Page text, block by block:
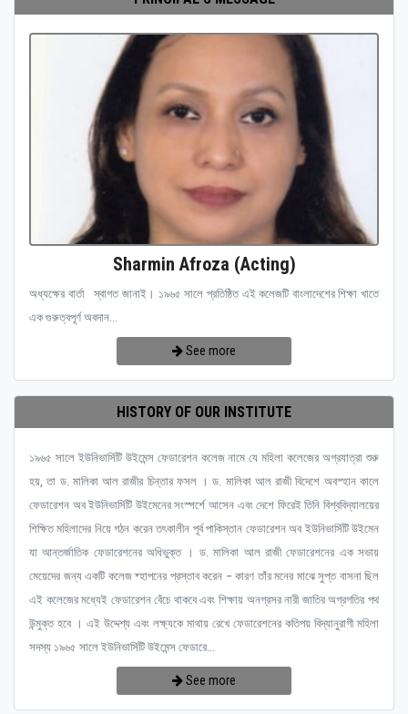
Sharmin Afroza (Acting)
অধ্যক্ষের বার্তা স্বাগত জানাই। ১৯৬৫ সালে প্রতিষ্ঠিত এই কলেজটি বাংলাদেশের শিক্ষা খাতে
এক গুরুত্বপূর্ণ অবদান...
See more
HISTORY OF OUR INSTITUTE
১৯৬৫ সালে ইউনিভার্সিটি উইমেন্স ফেডারেশন কলেজ নামে যে মহিলা কলেজের অগ্রযাত্রা শুরু
হয়, তা ড. মালিকা আল রাজীর চিন্তার ফসল । ড. মালিকা আল রাজী বিদেশে অবস্হান কালে
ফেডারেশন অব ইউনিভার্সিটি উইমেনের সংস্পর্শে আসেন এবং দেশে ফিরেই তিনি বিশ্ববিদ্যালয়ের
শিক্ষিত মহিলাদের নিয়ে গঠন করেন তৎকালীন পূর্ব পাকিস্তান ফেডারেশন অব ইউনিভার্সিটি উইমেন
যা আন্তর্জাতিক ফেডারেশনের অধিভুক্ত । ড. মালিকা আল রাজী ফেডারেশনের এক সভায়
মেয়েদের জন্য একটি কলেজ ষ্হাপনের প্রস্তাব করেন – কারণ তাঁর মনের মাঝে সুপ্ত বাসনা ছিল
এই কলেজের মধ্যেই ফেডারেশন বেঁচে থাকবে এবং শিক্ষায় অনগ্রসর নারী জাতির অগ্রগতির পথ
উন্মুক্ত হবে । এই উদ্দেশ্য এবং লক্ষ্যকে মাথায় রেখে ফেডারেশনের কতিপয় বিদ্যানুরাগী মহিলা
সদস্য ১৯৬৫ সালে ইউনিভার্সিটি উইমেন্স ফেডারে...
See more